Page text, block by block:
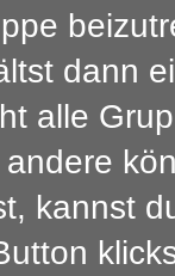
dann
alle
kannst